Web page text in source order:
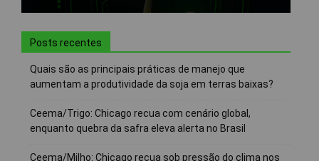
Posts recentes
Quais são as principais práticas de manejo que
aumentam a produtividade da soja em terras baixas?
Ceema/Trigo: Chicago recua com cenário global,
enquanto quebra da safra eleva alerta no Brasil
Ceema/Milho: Chicago recua sob pressão do clima nos